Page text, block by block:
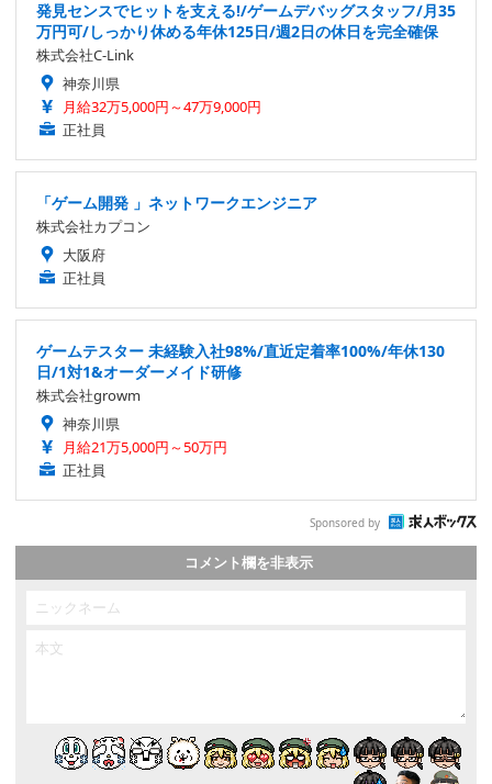
発見センスでヒットを支える!/ゲームデバッグスタッフ/月35
万円可/しっかり休める年休125日/週2日の休日を完全確保
株式会社C-Link
神奈川県
月給32万5,000円～47万9,000円
正社員
「ゲーム開発 」ネットワークエンジニア
株式会社カプコン
大阪府
正社員
ゲームテスター 未経験入社98%/直近定着率100%/年休130
日/1対1&オーダーメイド研修
株式会社growm
神奈川県
月給21万5,000円～50万円
正社員
Sponsored by
コメント欄を非表示